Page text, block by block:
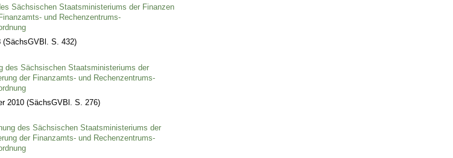
Sächsischen Staatsministeriums der Finanzen
und Rechenzentrums-
(SächsGVBl. S. 432)
des Sächsischen Staatsministeriums der
der Finanzamts- und Rechenzentrums-
2010 (SächsGVBl. S. 276)
des Sächsischen Staatsministeriums der
der Finanzamts- und Rechenzentrums-